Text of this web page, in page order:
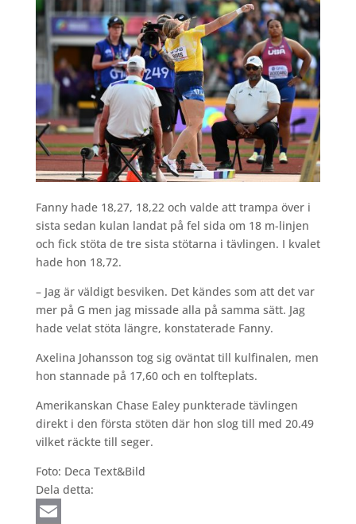
Fanny hade 18,27, 18,22 och valde att trampa över i
sista sedan kulan landat på fel sida om 18 m-linjen
och fick stöta de tre sista stötarna i tävlingen. I kvalet
hade hon 18,72.
– Jag är väldigt besviken. Det kändes som att det var
mer på G men jag missade alla på samma sätt. Jag
hade velat stöta längre, konstaterade Fanny.
Axelina Johansson tog sig oväntat till kulfinalen, men
hon stannade på 17,60 och en tolfteplats.
Amerikanskan Chase Ealey punkterade tävlingen
direkt i den första stöten där hon slog till med 20.49
vilket räckte till seger.
Foto: Deca Text&Bild
Dela detta: